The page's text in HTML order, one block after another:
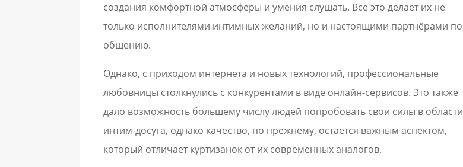
создания комфортной атмосферы и умения слушать. Все это делает их не
только исполнителями интимных желаний, но и настоящими партнёрами по
общению.
Однако, с приходом интернета и новых технологий, профессиональные
любовницы столкнулись с конкурентами в виде онлайн-сервисов. Это также
дало возможность большему числу людей попробовать свои силы в области
интим-досуга, однако качество, по прежнему, остается важным аспектом,
который отличает куртизанок от их современных аналогов.